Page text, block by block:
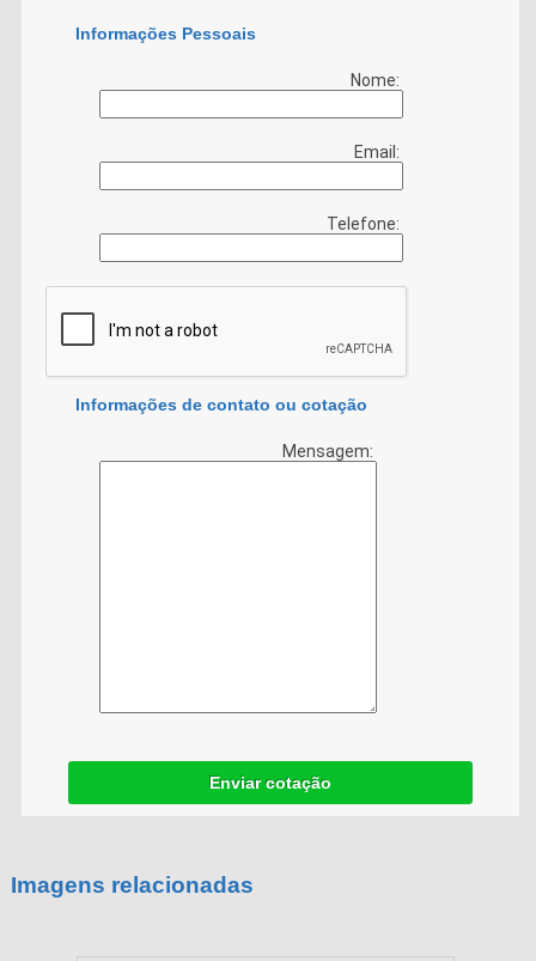
Informações Pessoais
Nome:
Email:
Telefone:
Informações de contato ou cotação
Mensagem:
Enviar cotação
Imagens relacionadas